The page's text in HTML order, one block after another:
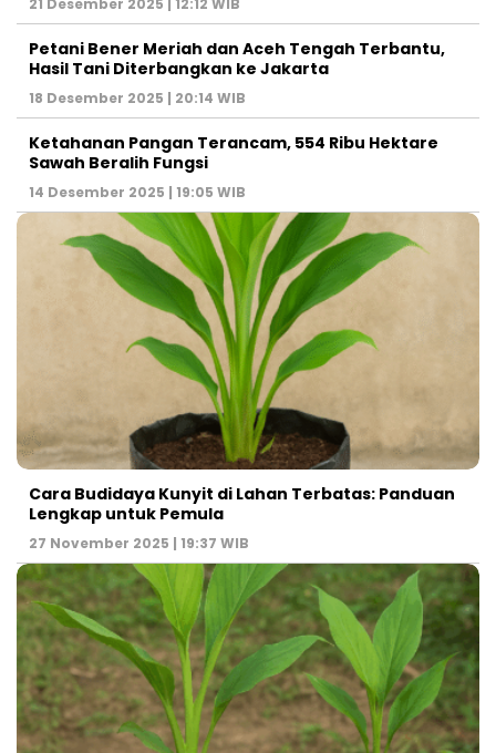
Petani Bener Meriah dan Aceh Tengah Terbantu,
Hasil Tani Diterbangkan ke Jakarta
18 Desember 2025 | 20:14 WIB
Ketahanan Pangan Terancam, 554 Ribu Hektare
Sawah Beralih Fungsi
14 Desember 2025 | 19:05 WIB
Cara Budidaya Kunyit di Lahan Terbatas: Panduan
Lengkap untuk Pemula
27 November 2025 | 19:37 WIB